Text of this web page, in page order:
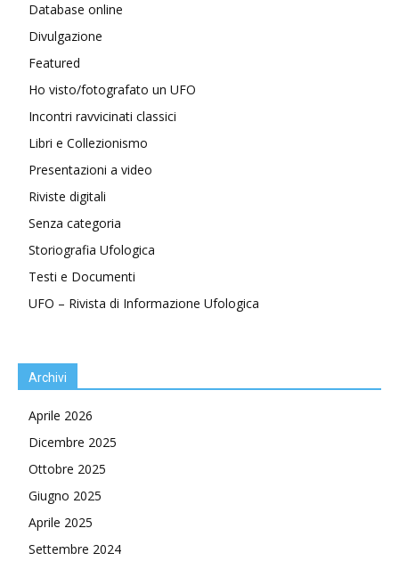
Database online
Divulgazione
Featured
Ho visto/fotografato un UFO
Incontri ravvicinati classici
Libri e Collezionismo
Presentazioni a video
Riviste digitali
Senza categoria
Storiografia Ufologica
Testi e Documenti
UFO – Rivista di Informazione Ufologica
Archivi
Aprile 2026
Dicembre 2025
Ottobre 2025
Giugno 2025
Aprile 2025
Settembre 2024